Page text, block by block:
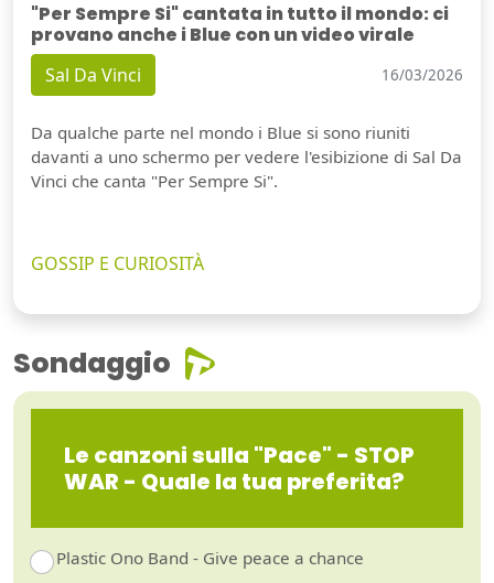
"Per Sempre Si" cantata in tutto il mondo: ci
provano anche i Blue con un video virale
Sal Da Vinci 16/03/2026
Da qualche parte nel mondo i Blue si sono riuniti
davanti a uno schermo per vedere l'esibizione di Sal Da
Vinci che canta "Per Sempre Si".
GOSSIP E CURIOSITÀ
Sondaggio
Le canzoni sulla "Pace" - STOP
WAR - Quale la tua preferita?
Plastic Ono Band - Give peace a chance